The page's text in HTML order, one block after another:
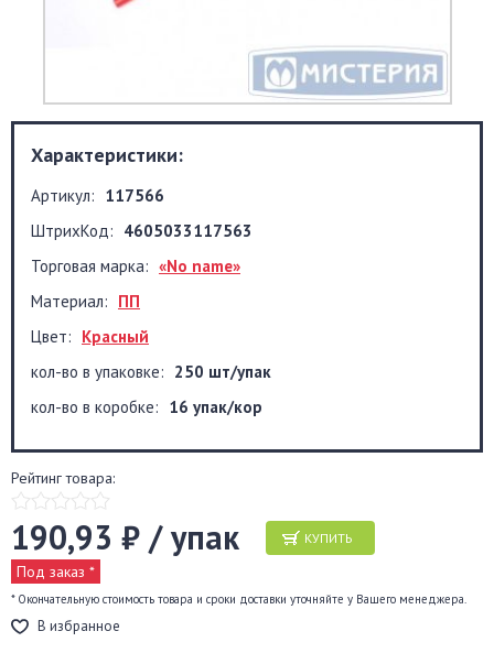
Характеристики:
Артикул: 117566
ШтрихКод: 4605033117563
Торговая марка: «No name»
Материал: ПП
Цвет: Красный
кол-во в упаковке: 250 шт/упак
кол-во в коробке: 16 упак/кор
Рейтинг товара:
190,93 ₽ / упак КУПИТЬ
Под заказ *
* Окончательную стоимость товара и сроки доставки уточняйте у Вашего менеджера.
В избранное